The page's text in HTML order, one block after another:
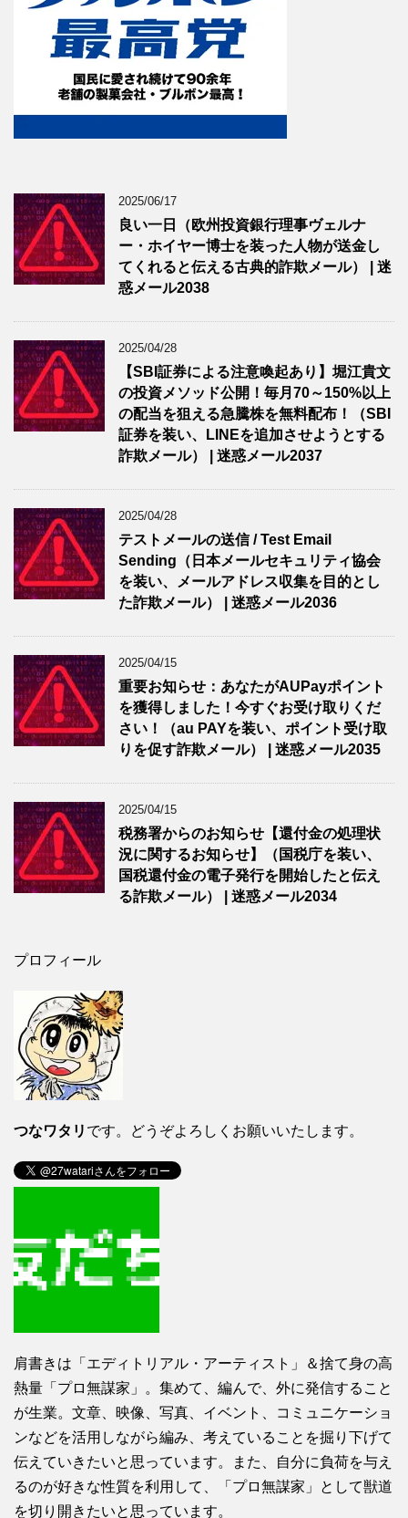
2025/06/17
良い一日（欧州投資銀行理事ヴェルナ
ー・ホイヤー博士を装った人物が送金し
てくれると伝える古典的詐欺メール） | 迷
惑メール2038
2025/04/28
【SBI証券による注意喚起あり】堀江貴文
の投資メソッド公開！毎月70～150%以上
の配当を狙える急騰株を無料配布！（SBI
証券を装い、LINEを追加させようとする
詐欺メール） | 迷惑メール2037
2025/04/28
テストメールの送信 / Test Email
Sending（日本メールセキュリティ協会
を装い、メールアドレス収集を目的とし
た詐欺メール） | 迷惑メール2036
2025/04/15
重要お知らせ：あなたがAUPayポイント
を獲得しました！今すぐお受け取りくだ
さい！（au PAYを装い、ポイント受け取
りを促す詐欺メール） | 迷惑メール2035
2025/04/15
税務署からのお知らせ【還付金の処理状
況に関するお知らせ】（国税庁を装い、
国税還付金の電子発行を開始したと伝え
る詐欺メール） | 迷惑メール2034
プロフィール
つなワタリ です。どうぞよろしくお願いいたします。
肩書きは「エディトリアル・アーティスト」＆捨て身の高
熱量「プロ無謀家」。集めて、編んで、外に発信すること
が生業。文章、映像、写真、イベント、コミュニケーショ
ンなどを活用しながら編み、考えていることを掘り下げて
伝えていきたいと思っています。また、自分に負荷を与え
るのが好きな性質を利用して、「プロ無謀家」として獣道
を切り開きたいと思っています。